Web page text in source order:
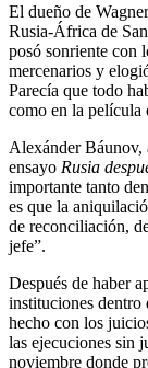
El dueño de
Rusia-África de
posó sonriente con
mercenarios y
Parecía que todo
como en la película
Alexánder Báunov,
ensayo Rusia
importante tanto
es que la
de reconciliación,
jefe”.
Después de haber
instituciones dentro
hecho con los
las ejecuciones sin
noviembre donde